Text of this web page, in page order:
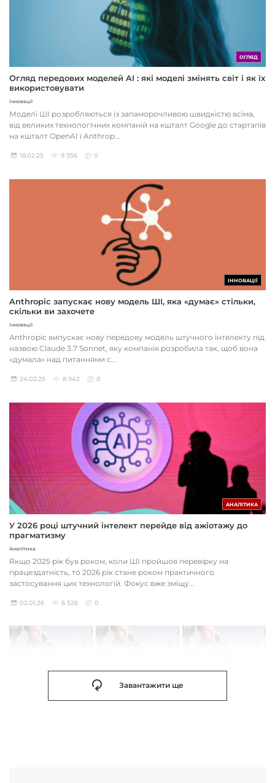
ОГЛЯД
Огляд передових моделей AI : які моделі змінять світ і як їх
використовувати
Інновації
Моделі ШІ розробляються із запаморочливою швидкістю всіма,
від великих технологічних компаній на кшталт Google до стартапів
на кшталт OpenAI і Anthrop...
18.02.25 9 356 0
ІННОВАЦІЇ
Anthropic запускає нову модель ШІ, яка «думає» стільки,
скільки ви захочете
Інновації
Anthropic випускає нову передову модель штучного інтелекту під
назвою Claude 3.7 Sonnet, яку компанія розробила так, щоб вона
«думала» над питаннями с...
24.02.25 8 942 0
АНАЛІТИКА
У 2026 році штучний інтелект перейде від ажіотажу до
прагматизму
Аналітика
Якщо 2025 рік був роком, коли ШІ пройшов перевірку на
працездатність, то 2026 рік стане роком практичного
застосування цих технологій. Фокус вже зміщу...
02.01.26 6 526 0
Завантажити ще